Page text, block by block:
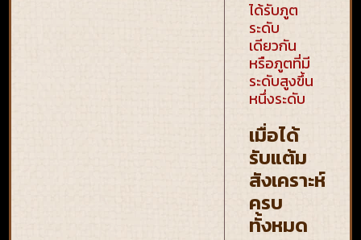
ได้รับภูต
ระดับ
เดียวกัน
หรือภูตที่มี
ระดับสูงขึ้น
หนึ่งระดับ
เมื่อได้
รับแต้ม
สังเคราะห์
ครบ
ทั้งหมด